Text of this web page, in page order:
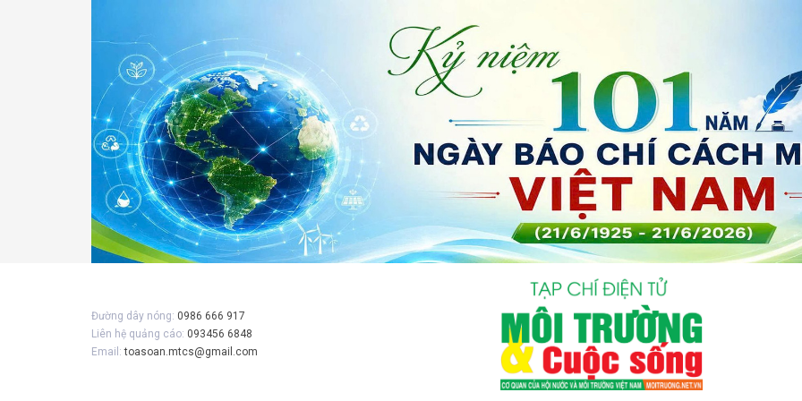
Đường dây nóng: 0986 666 917
Liên hệ quảng cáo: 093456 6848
Email:toasoan.mtcs@gmail.com
Gửi bình luận